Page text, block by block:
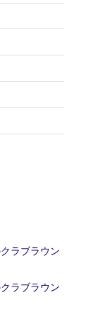
ラブラウン
ラブラウン